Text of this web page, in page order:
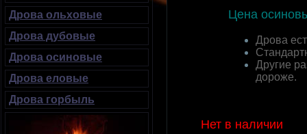
Цена
Дрова
Другие
дороже.
Нет в наличии
Дрова ольховые
Дрова дубовые
Дрова осиновые
Дрова еловые
Дрова горбыль